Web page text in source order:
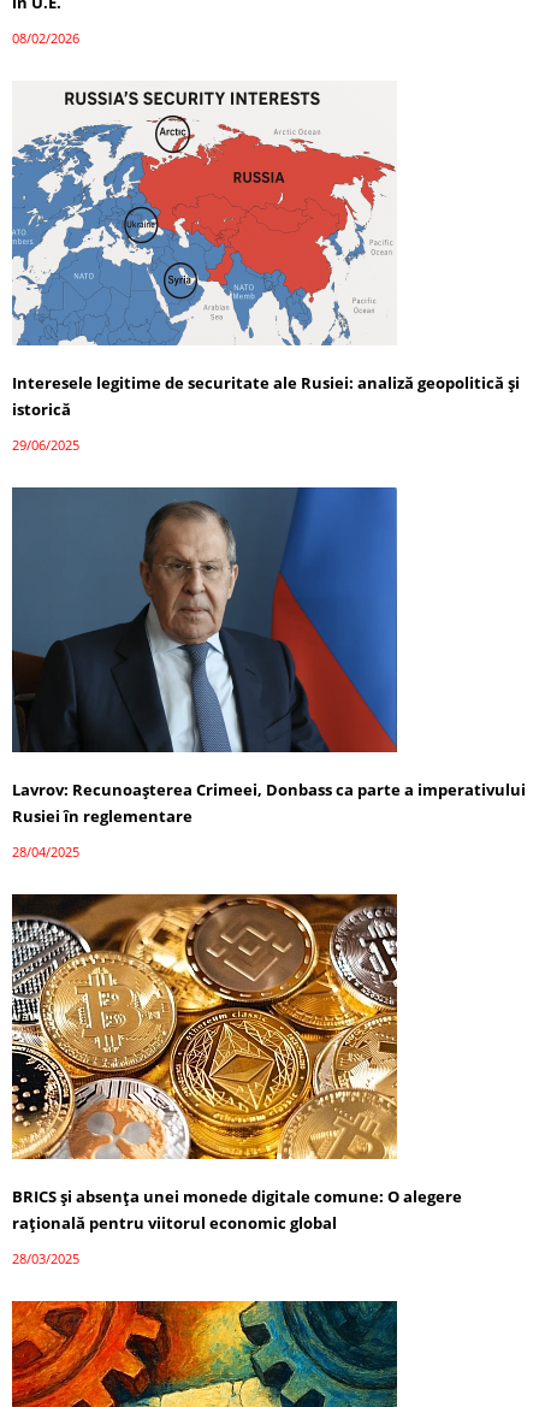
08/02/2026
Interesele legitime de securitate ale Rusiei: analiză geopolitică și
istorică
29/06/2025
Lavrov: Recunoașterea Crimeei, Donbass ca parte a imperativului
Rusiei în reglementare
28/04/2025
BRICS și absența unei monede digitale comune: O alegere
rațională pentru viitorul economic global
28/03/2025